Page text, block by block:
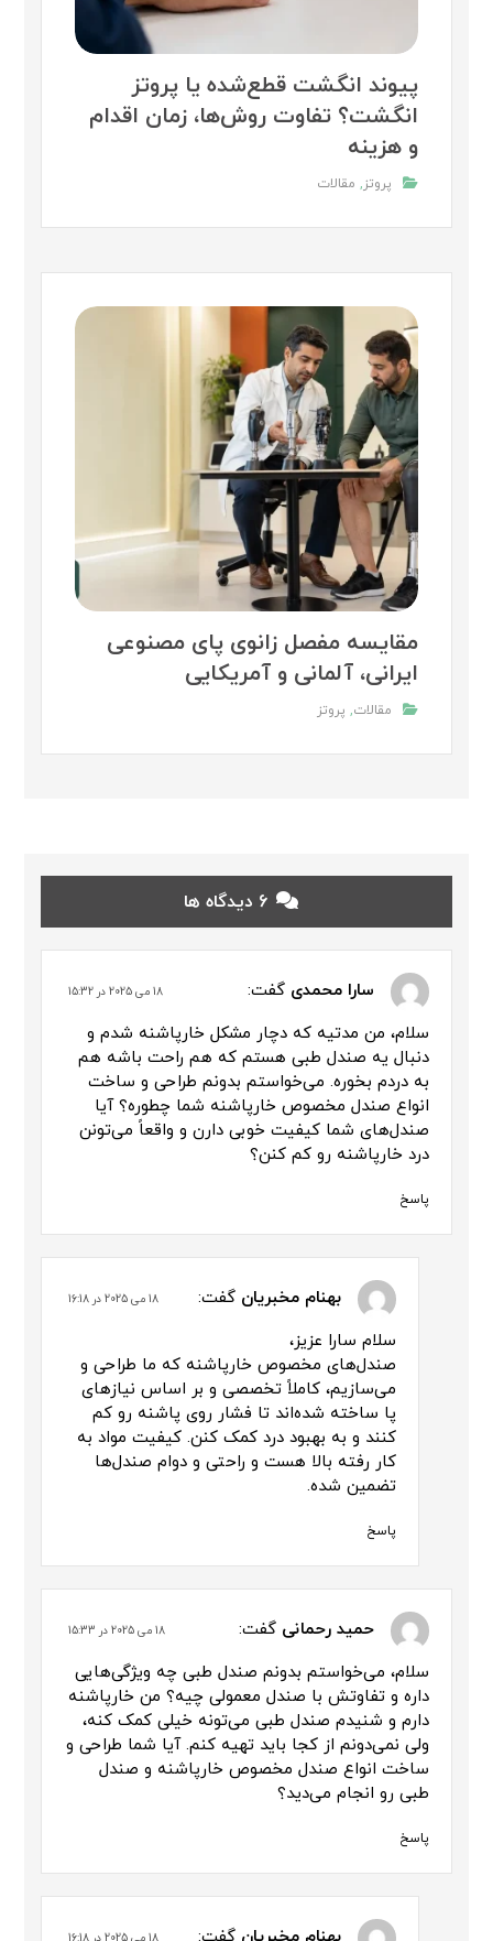
پیوند انگشت قطع‌شده یا پروتز
انگشت؟ تفاوت روش‌ها، زمان اقدام
و هزینه
پروتز, مقالات
مقایسه مفصل زانوی پای مصنوعی
ایرانی، آلمانی و آمریکایی
مقالات, پروتز
6 دیدگاه ها
سارا محمدی گفت: 18 می 2025 در 15:32
سلام، من مدتیه که دچار مشکل خارپاشنه شدم و
دنبال یه صندل طبی هستم که هم راحت باشه هم
به دردم بخوره. می‌خواستم بدونم طراحی و ساخت
انواع صندل مخصوص خارپاشنه شما چطوره؟ آیا
صندل‌های شما کیفیت خوبی دارن و واقعاً می‌تونن
درد خارپاشنه رو کم کنن؟
پاسخ
بهنام مخبریان گفت: 18 می 2025 در 16:18
سلام سارا عزیز،
صندل‌های مخصوص خارپاشنه که ما طراحی و
می‌سازیم، کاملاً تخصصی و بر اساس نیازهای
پا ساخته شده‌اند تا فشار روی پاشنه رو کم
کنند و به بهبود درد کمک کنن. کیفیت مواد به
کار رفته بالا هست و راحتی و دوام صندل‌ها
تضمین شده.
پاسخ
حمید رحمانی گفت: 18 می 2025 در 15:33
سلام، می‌خواستم بدونم صندل طبی چه ویژگی‌هایی
داره و تفاوتش با صندل معمولی چیه؟ من خارپاشنه
دارم و شنیدم صندل طبی می‌تونه خیلی کمک کنه،
ولی نمی‌دونم از کجا باید تهیه کنم. آیا شما طراحی و
ساخت انواع صندل مخصوص خارپاشنه و صندل
طبی رو انجام می‌دید؟
پاسخ